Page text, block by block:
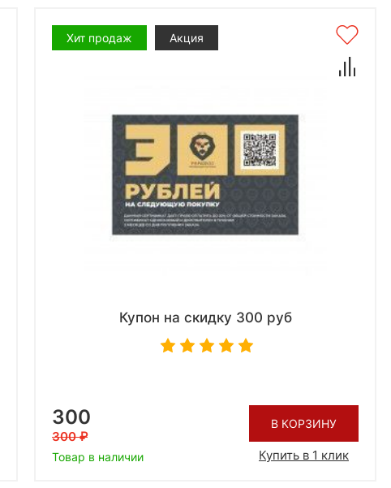
Хит продаж Акция
Купон на скидку 300 руб
300
300
Товар в наличии
В КОРЗИНУ
Купить в 1 клик